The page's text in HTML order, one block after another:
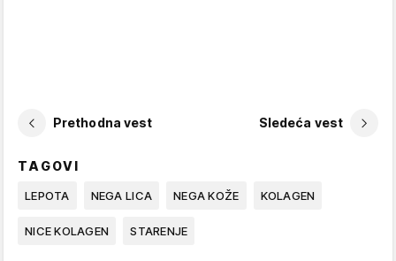
Prethodna vest Sledeća vest
TAGOVI
LEPOTA NEGA LICA NEGA KOŽE KOLAGEN
NICE KOLAGEN STARENJE